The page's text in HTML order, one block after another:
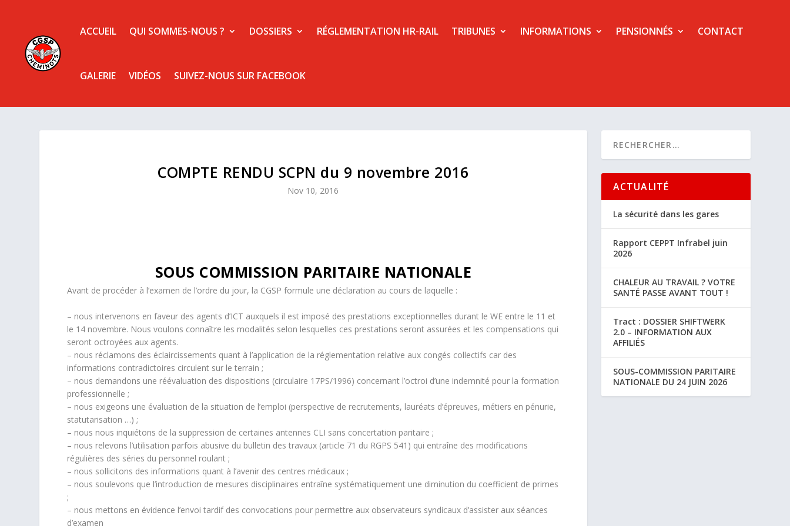
ACCUEIL QUI SOMMES-NOUS ? DOSSIERS RÉGLEMENTATION HR-RAIL TRIBUNES INFORMATIONS PENSIONNÉS CONTACT
GALERIE VIDÉOS SUIVEZ-NOUS SUR FACEBOOK
COMPTE RENDU SCPN du 9 novembre 2016
Nov 10, 2016
SOUS COMMISSION PARITAIRE NATIONALE
Avant de procéder à l’examen de l’ordre du jour, la CGSP formule une déclaration au cours de laquelle :
– nous intervenons en faveur des agents d’ICT auxquels il est imposé des prestations exceptionnelles durant le WE entre le 11 et
le 14 novembre. Nous voulons connaître les modalités selon lesquelles ces prestations seront assurées et les compensations qui
seront octroyées aux agents.
– nous réclamons des éclaircissements quant à l’application de la réglementation relative aux congés collectifs car des
informations contradictoires circulent sur le terrain ;
– nous demandons une réévaluation des dispositions (circulaire 17PS/1996) concernant l’octroi d’une indemnité pour la formation
professionnelle ;
– nous exigeons une évaluation de la situation de l’emploi (perspective de recrutements, lauréats d’épreuves, métiers en pénurie,
statutarisation …) ;
– nous nous inquiétons de la suppression de certaines antennes CLI sans concertation paritaire ;
– nous relevons l’utilisation parfois abusive du bulletin des travaux (article 71 du RGPS 541) qui entraîne des modifications
régulières des séries du personnel roulant ;
– nous sollicitons des informations quant à l’avenir des centres médicaux ;
– nous soulevons que l’introduction de mesures disciplinaires entraîne systématiquement une diminution du coefficient de primes
;
– nous mettons en évidence l’envoi tardif des convocations pour permettre aux observateurs syndicaux d’assister aux séances
d’examen
ACTUALITÉ
La sécurité dans les gares
Rapport CEPPT Infrabel juin
2026
CHALEUR AU TRAVAIL ? VOTRE
SANTÉ PASSE AVANT TOUT !
Tract : DOSSIER SHIFTWERK
2.0 – INFORMATION AUX
AFFILIÉS
SOUS-COMMISSION PARITAIRE
NATIONALE DU 24 JUIN 2026